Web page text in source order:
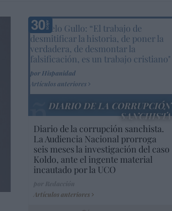
Marcelo Gullo: “El trabajo de
desmitificar la historia, de poner la
verdadera, de desmontar la
falsificación, es un trabajo cristiano"
por Hispanidad
Artículos anteriores
DIARIO DE LA CORRUPCIÓN
SANCHISTA
Diario de la corrupción sanchista.
La Audiencia Nacional prorroga
seis meses la investigación del caso
Koldo, ante el ingente material
incautado por la UCO
Artículos anteriores